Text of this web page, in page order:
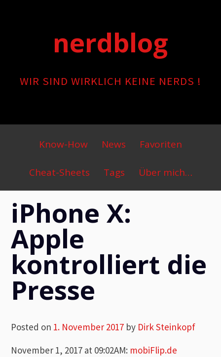
nerdblog
WIR SIND WIRKLICH KEINE NERDS !
Primary
Menu
Know-How News Favoriten
Cheat-Sheets Tags Über mich…
iPhone X:
Apple
kontrolliert die
Presse
Posted on 1. November 2017 by Dirk Steinkopf
November 1, 2017 at 09:02AM: mobiFlip.de